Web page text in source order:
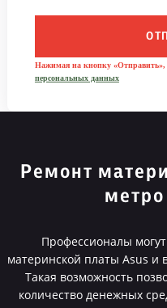
Нажимая на кнопку «Отправить»,
персональных данных
Ремонт
метро
Профессионалы
материнской платы Asus и
Такая возможность
количество денежных